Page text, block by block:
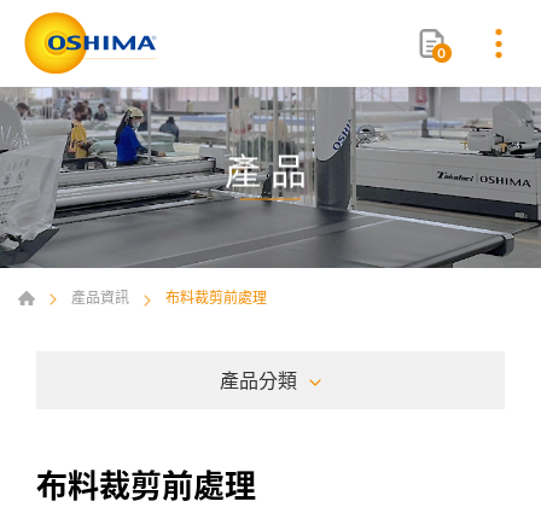
0
產品
產品資訊 布料裁剪前處理
產品分類
布料裁剪前處理